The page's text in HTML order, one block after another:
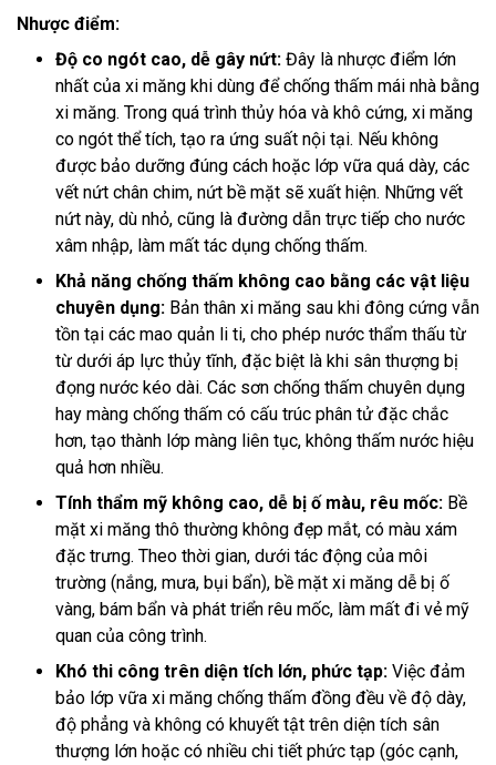
Nhược điểm:
Độ co ngót cao, dễ gây nứt: Đây là nhược điểm lớn
nhất của xi măng khi dùng để chống thấm mái nhà bằng
xi măng. Trong quá trình thủy hóa và khô cứng, xi măng
co ngót thể tích, tạo ra ứng suất nội tại. Nếu không
được bảo dưỡng đúng cách hoặc lớp vữa quá dày, các
vết nứt chân chim, nứt bề mặt sẽ xuất hiện. Những vết
nứt này, dù nhỏ, cũng là đường dẫn trực tiếp cho nước
xâm nhập, làm mất tác dụng chống thấm.
Khả năng chống thấm không cao bằng các vật liệu
chuyên dụng: Bản thân xi măng sau khi đông cứng vẫn
tồn tại các mao quản li ti, cho phép nước thẩm thấu từ
từ dưới áp lực thủy tĩnh, đặc biệt là khi sân thượng bị
đọng nước kéo dài. Các sơn chống thấm chuyên dụng
hay màng chống thấm có cấu trúc phân tử đặc chắc
hơn, tạo thành lớp màng liên tục, không thấm nước hiệu
quả hơn nhiều.
Tính thẩm mỹ không cao, dễ bị ố màu, rêu mốc: Bề
mặt xi măng thô thường không đẹp mắt, có màu xám
đặc trưng. Theo thời gian, dưới tác động của môi
trường (nắng, mưa, bụi bẩn), bề mặt xi măng dễ bị ố
vàng, bám bẩn và phát triển rêu mốc, làm mất đi vẻ mỹ
quan của công trình.
Khó thi công trên diện tích lớn, phức tạp: Việc đảm
bảo lớp vữa xi măng chống thấm đồng đều về độ dày,
độ phẳng và không có khuyết tật trên diện tích sân
thượng lớn hoặc có nhiều chi tiết phức tạp (góc cạnh,